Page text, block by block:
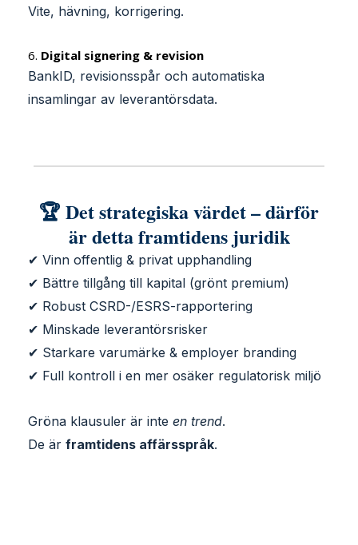
Vite, hävning, korrigering.
6. Digital signering & revision
BankID, revisionsspår och automatiska
insamlingar av leverantörsdata.
🏆 Det strategiska värdet – därför
är detta framtidens juridik
✔ Vinn offentlig & privat upphandling
✔ Bättre tillgång till kapital (grönt premium)
✔ Robust CSRD-/ESRS-rapportering
✔ Minskade leverantörsrisker
✔ Starkare varumärke & employer branding
✔ Full kontroll i en mer osäker regulatorisk miljö
Gröna klausuler är inte en trend.
De är framtidens affärsspråk.